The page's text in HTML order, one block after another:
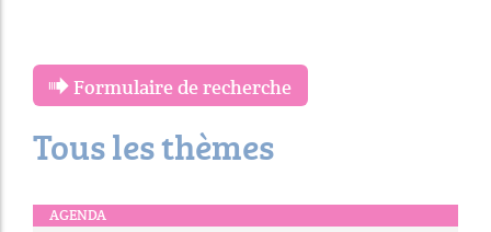
Formulaire de recherche
Tous les thèmes
AGENDA